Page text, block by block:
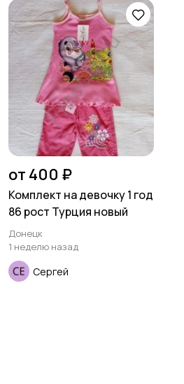
Товары для учебы
Детская одежда
Детский транспорт
от 400 ₽
Комплект на девочку 1 год
86 рост Турция новый
Донецк
1 неделю назад
Сергей